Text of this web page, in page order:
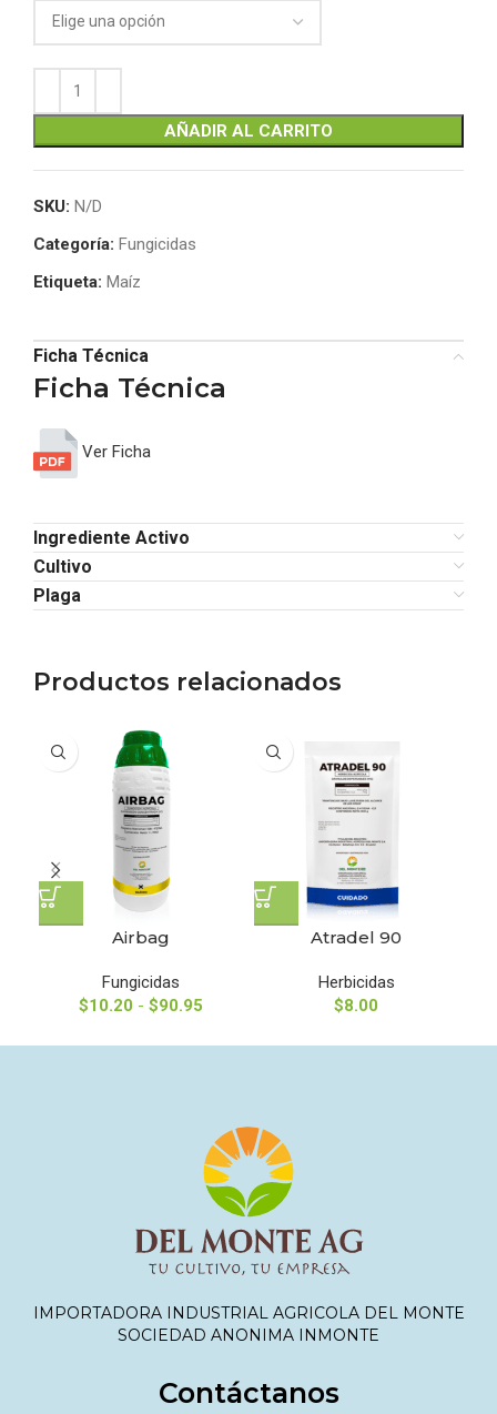
AÑADIR AL CARRITO
SKU: N/D
Categoría: Fungicidas
Etiqueta: Maíz
Ficha Técnica
Ficha Técnica
Ver Ficha
Ingrediente Activo
Cultivo
Plaga
Productos relacionados
Airbag
Fungicidas
$10.20 - $90.95
Atradel 90
Herbicidas
$8.00
IMPORTADORA INDUSTRIAL AGRICOLA DEL MONTE
SOCIEDAD ANONIMA INMONTE
Contáctanos